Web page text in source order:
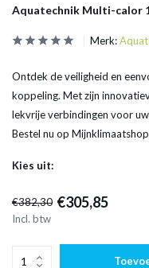
Aquatechnik Multi-calor
Merk:
Ontdek de veiligheid en
koppeling. Met zijn
lekvrije verbindingen voor
Bestel nu op
Kies uit:
€382,30 €305,85
Incl. btw